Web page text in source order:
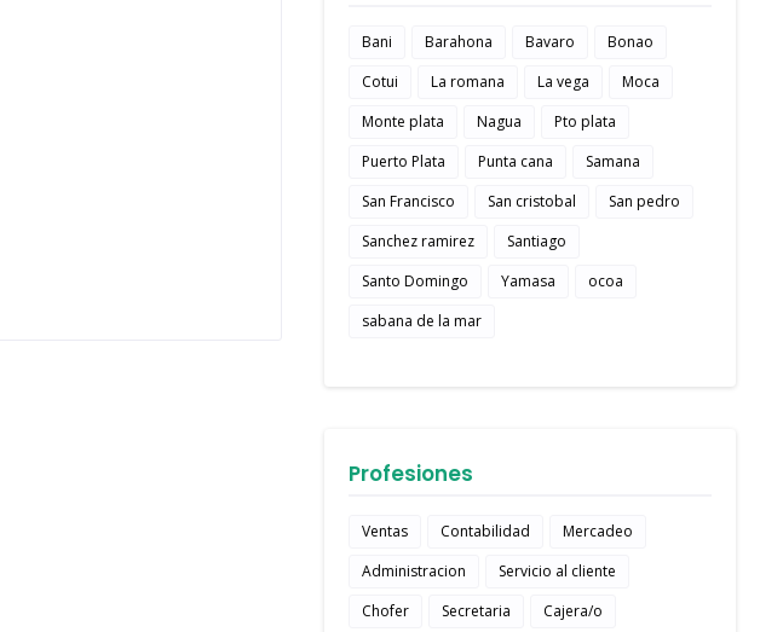
Bani Barahona Bavaro
Bonao
Cotui
La romana La vega
Moca
Monte plata
Nagua
Pto plata
Puerto Plata
Punta cana
Samana
San Francisco
San cristobal
San pedro
Sanchez ramirez
Santiago
Santo Domingo
Yamasa
ocoa
sabana de la mar
Profesiones
Ventas Contabilidad
Mercadeo
Administracion
Servicio al cliente
Chofer
Secretaria
Cajera/o